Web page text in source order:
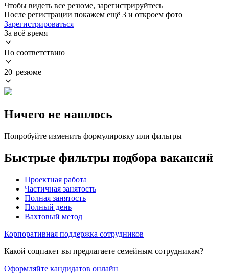
Чтобы видеть все резюме, зарегистрируйтесь
После регистрации покажем ещё 3 и откроем фото
Зарегистрироваться
За всё время
По соответствию
20 резюме
Ничего не нашлось
Попробуйте изменить формулировку или фильтры
Быстрые фильтры подбора вакансий
Проектная работа
Частичная занятость
Полная занятость
Полный день
Вахтовый метод
Корпоративная поддержка сотрудников
Какой соцпакет вы предлагаете семейным сотрудникам?
Оформляйте кандидатов онлайн